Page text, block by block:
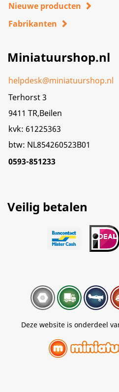
Nieuwe producten
Fabrikanten
Miniatuurshop.nl
helpdesk@miniatuurshop.nl
Terhorst 3
9411 TR,Beilen
kvk: 61225363
btw: NL854260523B01
0593-851233
Veilig betalen
Deze website is onderdeel